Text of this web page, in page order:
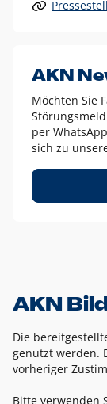
Alle anderen
Diese
dem AKN
weißes
Um das Logo
Höhe bzw.
AKN
Möchten Sie
per
sich zu
AKN
Die
genutzt werden.
vorheriger
Bitte verwenden